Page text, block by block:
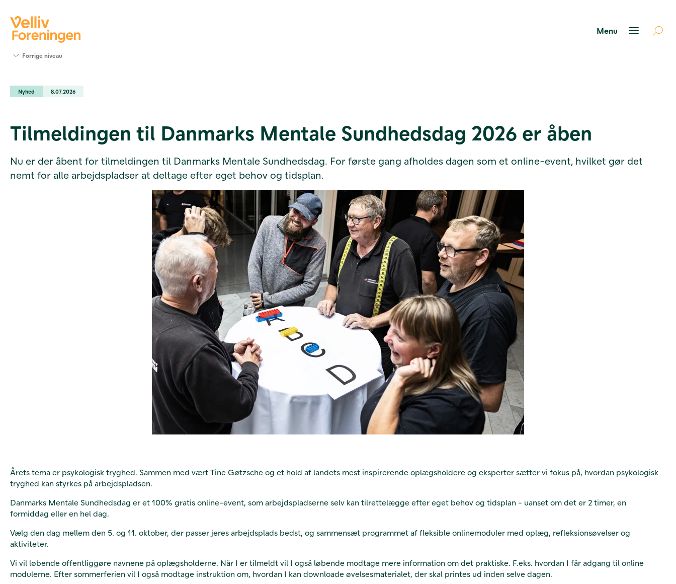
Værktøjer
Foreningen
Kontakt
Forrige niveau
Nyhed 8.07.2026
Tilmeldingen til Danmarks Mentale Sundhedsdag 2026 er åben
Nu er der åbent for tilmeldingen til Danmarks Mentale Sundhedsdag. For første gang afholdes dagen som et online-event, hvilket gør det
nemt for alle arbejdspladser at deltage efter eget behov og tidsplan.
Årets tema er psykologisk tryghed. Sammen med vært Tine Gøtzsche og et hold af landets mest inspirerende oplægsholdere og eksperter sætter vi fokus på, hvordan psykologisk
tryghed kan styrkes på arbejdspladsen.
Danmarks Mentale Sundhedsdag er et 100% gratis online-event, som arbejdspladserne selv kan tilrettelægge efter eget behov og tidsplan - uanset om det er 2 timer, en
formiddag eller en hel dag.
Vælg den dag mellem den 5. og 11. oktober, der passer jeres arbejdsplads bedst, og sammensæt programmet af fleksible onlinemoduler med oplæg, refleksionsøvelser og
aktiviteter.
Vi vil løbende offentliggøre navnene på oplægsholderne. Når I er tilmeldt vil I også løbende modtage mere information om det praktiske. F.eks. hvordan I får adgang til online
modulerne. Efter sommerferien vil I også modtage instruktion om, hvordan I kan downloade øvelsesmaterialet, der skal printes ud inden selve dagen.